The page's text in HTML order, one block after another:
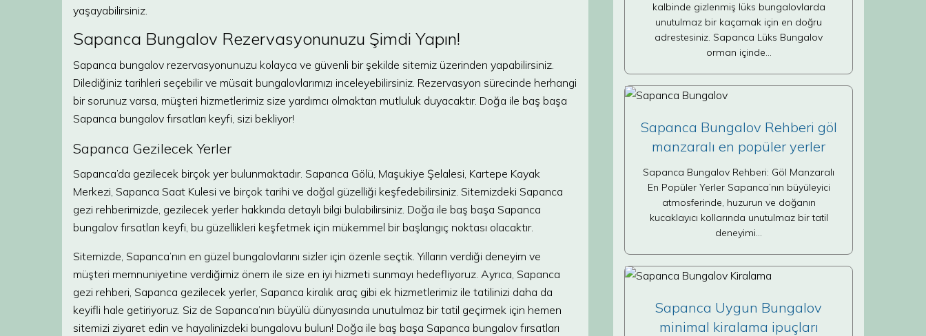
yaşayabilirsiniz.
Sapanca Bungalov Rezervasyonunuzu Şimdi Yapın!
Sapanca bungalov rezervasyonunuzu kolayca ve güvenli bir şekilde sitemiz üzerinden yapabilirsiniz.
Dilediğiniz tarihleri seçebilir ve müsait bungalovlarımızı inceleyebilirsiniz. Rezervasyon sürecinde herhangi
bir sorunuz varsa, müşteri hizmetlerimiz size yardımcı olmaktan mutluluk duyacaktır. Doğa ile baş başa
Sapanca bungalov fırsatları keyfi, sizi bekliyor!
Sapanca Gezilecek Yerler
Sapanca’da gezilecek birçok yer bulunmaktadır. Sapanca Gölü, Maşukiye Şelalesi, Kartepe Kayak
Merkezi, Sapanca Saat Kulesi ve birçok tarihi ve doğal güzelliği keşfedebilirsiniz. Sitemizdeki Sapanca
gezi rehberimizde, gezilecek yerler hakkında detaylı bilgi bulabilirsiniz. Doğa ile baş başa Sapanca
bungalov fırsatları keyfi, bu güzellikleri keşfetmek için mükemmel bir başlangıç noktası olacaktır.
Sitemizde, Sapanca’nın en güzel bungalovlarını sizler için özenle seçtik. Yılların verdiği deneyim ve
müşteri memnuniyetine verdiğimiz önem ile size en iyi hizmeti sunmayı hedefliyoruz. Ayrıca, Sapanca
gezi rehberi, Sapanca gezilecek yerler, Sapanca kiralık araç gibi ek hizmetlerimiz ile tatilinizi daha da
keyifli hale getiriyoruz. Siz de Sapanca’nın büyülü dünyasında unutulmaz bir tatil geçirmek için hemen
sitemizi ziyaret edin ve hayalinizdeki bungalovu bulun! Doğa ile baş başa Sapanca bungalov fırsatları
kalbinde gizlenmiş lüks bungalovlarda
unutulmaz bir kaçamak için en doğru
adrestesiniz. Sapanca Lüks Bungalov
orman içinde…
Sapanca Bungalov Rehberi göl
manzaralı en popüler yerler
Sapanca Bungalov Rehberi: Göl Manzaralı
En Popüler Yerler Sapanca’nın büyüleyici
atmosferinde, huzurun ve doğanın
kucaklayıcı kollarında unutulmaz bir tatil
deneyimi…
Sapanca Uygun Bungalov
minimal kiralama ipuçları